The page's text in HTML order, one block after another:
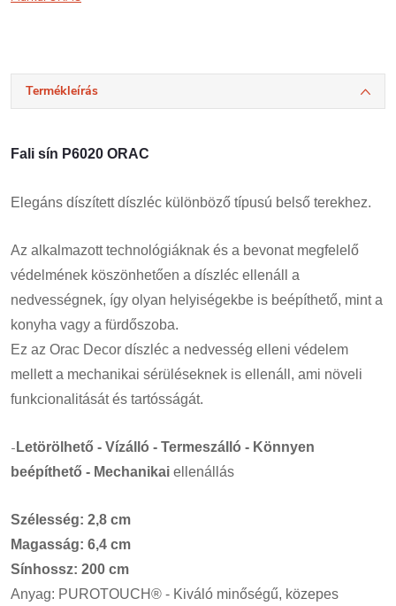
Termékleírás
Fali sín P6020 ORAC
Elegáns díszített díszléc különböző típusú belső terekhez.
Az alkalmazott technológiáknak és a bevonat megfelelő
védelmének köszönhetően a díszléc ellenáll a
nedvességnek, így olyan helyiségekbe is beépíthető, mint a
konyha vagy a fürdőszoba.
Ez az Orac Decor díszléc a nedvesség elleni védelem
mellett a mechanikai sérüléseknek is ellenáll, ami növeli
funkcionalitását és tartósságát.
- Letörölhető - Vízálló - Termeszálló - Könnyen
beépíthető - Mechanikai ellenállás
Szélesség: 2,8 cm
Magasság: 6,4 cm
Sínhossz: 200 cm
Anyag: PUROTOUCH® - Kiváló minőségű, közepes